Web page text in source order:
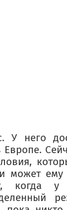
него
может
когда